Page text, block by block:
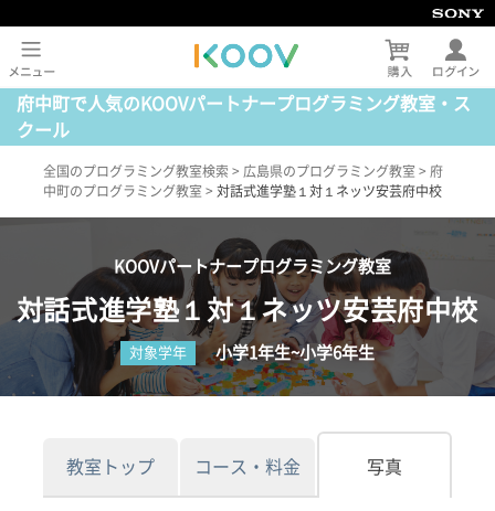
府中町で人気のKOOVパートナープログラミング教室・ス
クール
全国のプログラミング教室検索 > 広島県のプログラミング教室 > 府
中町のプログラミング教室 > 対話式進学塾１対１ネッツ安芸府中校
KOOVパートナープログラミング教室
対話式進学塾１対１ネッツ安芸府中校
対象学年 小学1年生~小学6年生
教室トップ コース・料金 写真